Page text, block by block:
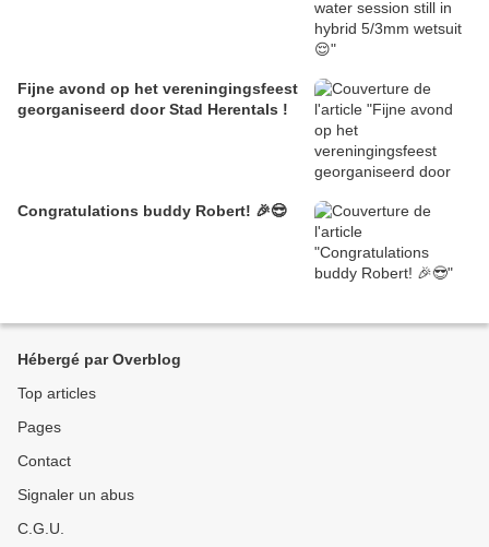
Fijne avond op het vereningingsfeest
georganiseerd door Stad Herentals !
Congratulations buddy Robert! 🎉😎
Hébergé par Overblog
Top articles
Pages
Contact
Signaler un abus
C.G.U.